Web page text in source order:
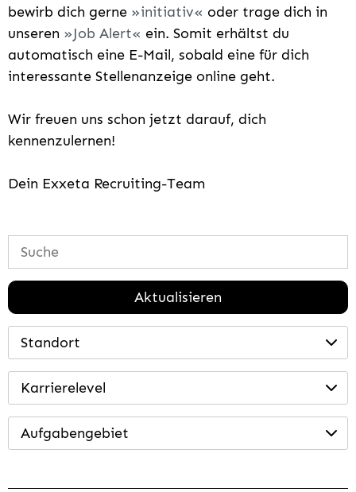
bewirb dich gerne
initiativ
oder trage dich in
unseren
Job Alert
ein. Somit erhältst du
automatisch eine E-Mail, sobald eine für dich
interessante Stellenanzeige online geht.
Wir freuen uns schon jetzt darauf, dich
kennenzulernen!
Dein Exxeta Recruiting-Team
Aktualisieren
Standort
Karrierelevel
Aufgabengebiet